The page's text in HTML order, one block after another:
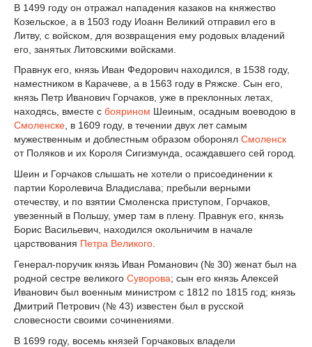
В 1499 году он отражал нападения казаков на княжество
Козельское, а в 1503 году Иоанн Великий отправил его в
Литву, с войском, для возвращения ему родовых владений
его, занятых Литовскими войсками.
Правнук его, князь Иван Федорович находился, в 1538 году,
наместником в Карачеве, а в 1563 году в Ряжске. Сын его,
князь Петр Иванович Горчаков, уже в преклонных летах,
находясь, вместе с боярином Шеиным, осадным воеводою в
Смоленске, в 1609 году, в течении двух лет самым
мужественным и доблестным образом оборонял Смоленск
от Поляков и их Короля Сигизмунда, осаждавшего сей город.
Шеин и Горчаков слышать не хотели о присоединении к
партии Королевича Владислава; пребыли верными
отечеству, и по взятии Смоленска приступом, Горчаков,
увезенный в Польшу, умер там в плену. Правнук его, князь
Борис Васильевич, находился окольничим в начале
царствования Петра Великого
Генерал-поручик князь Иван Романович (№ 30) женат был на
родной сестре великого Суворова; сын его князь Алексей
Иванович был военным министром с 1812 по 1815 год; князь
Дмитрий Петрович (№ 43) известен был в русской
словесности своими сочинениями.
В 1699 году, восемь князей Горчаковых владели